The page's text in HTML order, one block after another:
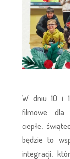
W dniu 10 i
filmowe
ciepłe,
będzie to
integracji,